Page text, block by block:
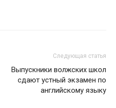
Следующая статья
Выпускники волжских школ
сдают устный экзамен по
английскому языку